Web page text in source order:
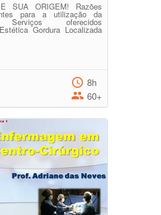
SUA ORIGEM! Razões
para a utilização da
Serviços oferecidos
Gordura Localizada
8h
60+